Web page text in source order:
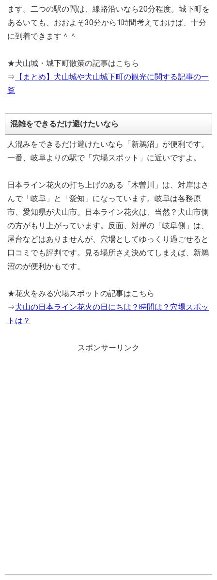
ます。二つの駅の間は、線路沿いなら20分程度。城下町を
あるいても、おおよそ30分から1時間考えておけば、十分
に到着できます＾＾
★犬山城・城下町散策の記事はこちら
⇒ 【まとめ】犬山城や犬山城下町の観光に関する記事の一
覧
混雑をできるだけ避けたいなら
人混みをできるだけ避けたいなら「新鵜沼」が便利です。
一番、岐阜よりの駅で「穴場スポット」に近いですよ。
日本ライン花火の打ち上げのある「木曽川」は、対岸はさ
んで「岐阜」と「愛知」になっています。岐阜は各務原
市、愛知県が犬山市。日本ライン花火は、当然？犬山市側
の方がもリ上がっています。反面、対岸の「岐阜側」は、
屋台などはありませんが、穴場としてゆっくり過ごせると
口コミでも評判です。見る場所さえ決めてしまえば、新鵜
沼のが便利かもです。
★花火をみる穴場スポットの記事はこちら
⇒犬山の日本ライン花火の日にちは？時間は？穴場スポッ
トは？
スポンサーリンク